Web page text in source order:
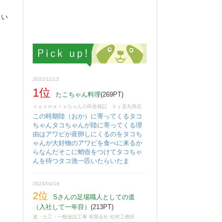
2022/11/13
1位 たこちゃん料理(269PT)
ｎａｏｍａｒｕちゃんの田舎雑記 ｂｙ直丸商店
この時期陸（おか）に寄ってくるタコ
ちゃんタコちゃんが陸に寄ってくる理
由はアワビが産卵しにくるのをタコち
ゃんが大好物のアワビを食べに来るか
らなんだそこに蛸壺をつけてタコちゃ
んを待つタコ漁一匹いたらいたま
2023/04/18
2位
Sさんの足場職人としての道
（入社して一年目） (213PT)
鳶・土工・一般仮設工事 有限会社 松村工務所